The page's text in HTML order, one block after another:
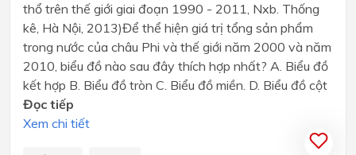
thổ trên thế giới giai đoạn 1990 - 2011, Nxb. Thống
kê, Hà Nội, 2013)Để thể hiện giá trị tổng sản phẩm
trong nước của châu Phi và thế giới năm 2000 và năm
2010, biểu đồ nào sau đây thích hợp nhất? A. Biểu đồ
kết hợp B. Biểu đồ tròn C. Biểu đồ miền. D. Biểu đồ cột
Đọc tiếp
Xem chi tiết